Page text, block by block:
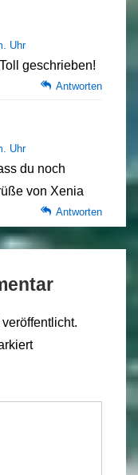
Uhr
geschrieben!
Antworten
Uhr
du noch
von Xenia
Antworten